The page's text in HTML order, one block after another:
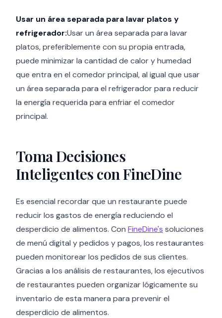
Usar un área separada para lavar platos y
refrigerador:Usar un área separada para lavar
platos, preferiblemente con su propia entrada,
puede minimizar la cantidad de calor y humedad
que entra en el comedor principal, al igual que usar
un área separada para el refrigerador para reducir
la energía requerida para enfriar el comedor
principal.
Toma Decisiones
Inteligentes con FineDine
Es esencial recordar que un restaurante puede
reducir los gastos de energía reduciendo el
desperdicio de alimentos. Con FineDine's soluciones
de menú digital y pedidos y pagos, los restaurantes
pueden monitorear los pedidos de sus clientes.
Gracias a los análisis de restaurantes, los ejecutivos
de restaurantes pueden organizar lógicamente su
inventario de esta manera para prevenir el
desperdicio de alimentos.